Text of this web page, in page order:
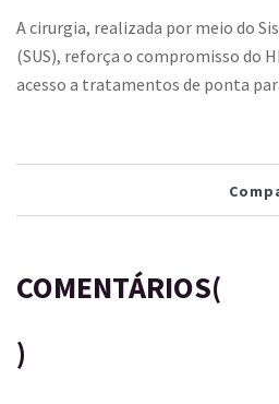
A cirurgia, realizada por meio do
(SUS), reforça o compromisso do
acesso a tratamentos de ponta
COMENTÁRIOS(
)